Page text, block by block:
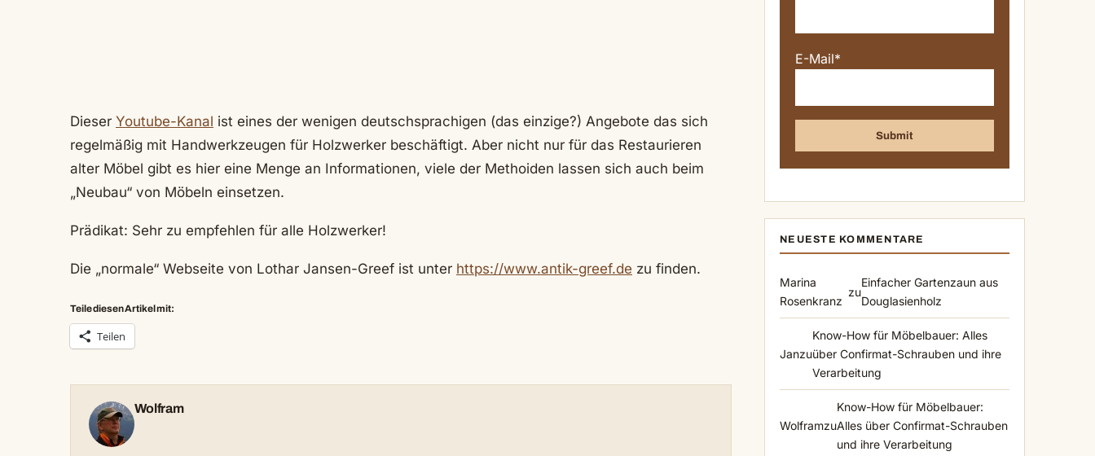
Dieser Youtube-Kanal ist eines der wenigen deutschsprachigen (das einzige?) Angebote das sich
regelmäßig mit Handwerkzeugen für Holzwerker beschäftigt. Aber nicht nur für das Restaurieren
alter Möbel gibt es hier eine Menge an Informationen, viele der Methoiden lassen sich auch beim
„Neubau“ von Möbeln einsetzen.
Prädikat: Sehr zu empfehlen für alle Holzwerker!
Die „normale“ Webseite von Lothar Jansen-Greef ist unter https://www.antik-greef.de zu finden.
Teile diesen Artikel mit:
Teilen
Wolfram
E-Mail*
NEUESTE KOMMENTARE
Marina
Rosenkranz
zu
Einfacher Gartenzaun aus
Douglasienholz
Janzu
Know-How für Möbelbauer: Alles
über Confirmat-Schrauben und ihre
Verarbeitung
Wolframzu
Know-How für Möbelbauer:
Alles über Confirmat-Schrauben
und ihre Verarbeitung